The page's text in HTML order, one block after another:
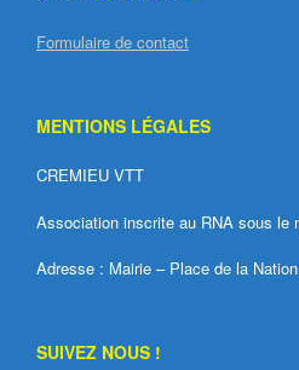
Formulaire de contact
MENTIONS LÉGALES
CREMIEU VTT
Association inscrite au RNA sous le
Adresse : Mairie – Place de la
SUIVEZ NOUS !